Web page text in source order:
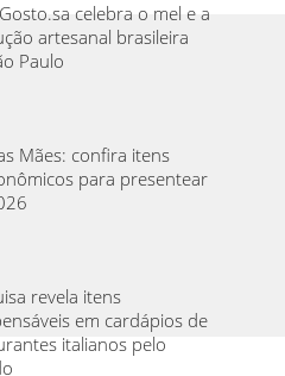
celebra o mel e a
artesanal brasileira
Paulo
Mães: confira itens
para presentear
revela itens
em cardápios de
italianos pelo